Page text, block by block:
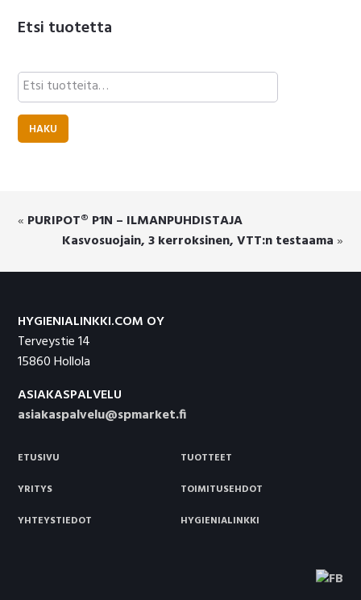
Etsi tuotetta
Etsi:
HAKU
« PURIPOT® P1N – ILMANPUHDISTAJA
Kasvosuojain, 3 kerroksinen, VTT:n testaama»
HYGIENIALINKKI.COM OY
Terveystie 14
15860 Hollola
ASIAKASPALVELU
asiakaspalvelu@spmarket.fi
ETUSIVU
TUOTTEET
YRITYS
TOIMITUSEHDOT
YHTEYSTIEDOT
HYGIENIALINKKI